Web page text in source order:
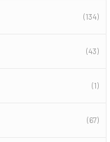
(134)
(43)
(1)
(67)